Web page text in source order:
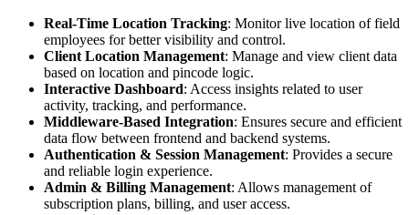
Real-Time Location Tracking: Monitor live location of field
employees for better visibility and control.
Client Location Management: Manage and view client data
based on location and pincode logic.
Interactive Dashboard: Access insights related to user
activity, tracking, and performance.
Middleware-Based Integration: Ensures secure and efficient
data flow between frontend and backend systems.
Authentication & Session Management: Provides a secure
and reliable login experience.
Admin & Billing Management: Allows management of
subscription plans, billing, and user access.